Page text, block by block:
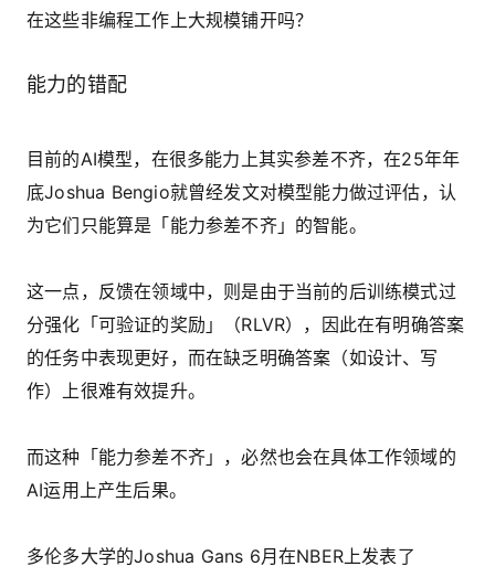
在这些非编程工作上大规模铺开吗？
能力的错配
目前的AI模型，在很多能力上其实参差不齐，在25年年
底Joshua Bengio就曾经发文对模型能力做过评估，认
为它们只能算是「能力参差不齐」的智能。
这一点，反馈在领域中，则是由于当前的后训练模式过
分强化「可验证的奖励」（RLVR），因此在有明确答案
的任务中表现更好，而在缺乏明确答案（如设计、写
作）上很难有效提升。
而这种「能力参差不齐」，必然也会在具体工作领域的
AI运用上产生后果。
多伦多大学的Joshua Gans 6月在NBER上发表了